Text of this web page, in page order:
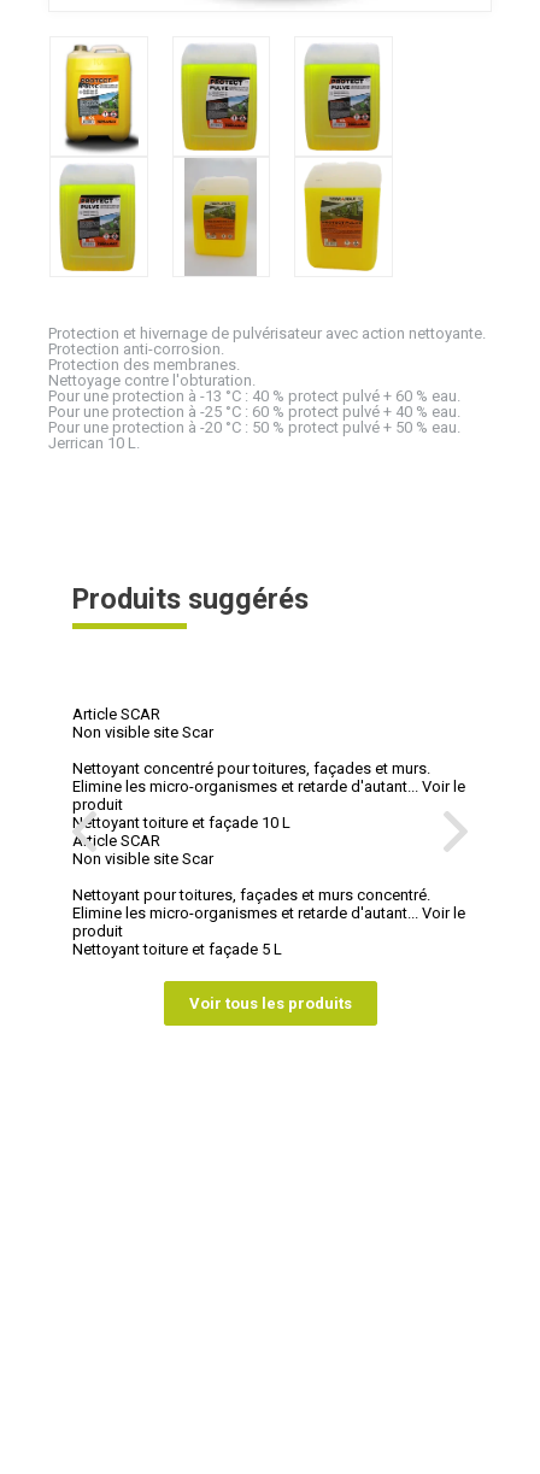
Protection et hivernage de pulvérisateur avec action nettoyante.
Protection anti-corrosion.
Protection des membranes.
Nettoyage contre l'obturation.
Pour une protection à -13 °C : 40 % protect pulvé + 60 % eau.
Pour une protection à -25 °C : 60 % protect pulvé + 40 % eau.
Pour une protection à -20 °C : 50 % protect pulvé + 50 % eau.
Jerrican 10 L.
Produits suggérés
Article SCAR
Non visible site Scar
Nettoyant concentré pour toitures, façades et murs.
Elimine les micro-organismes et retarde d'autant...
Voir le
produit
Nettoyant toiture et façade 10 L
Article SCAR
Non visible site Scar
Nettoyant pour toitures, façades et murs concentré.
Elimine les micro-organismes et retarde d'autant...
Voir le
produit
Nettoyant toiture et façade 5 L
Voir tous les produits